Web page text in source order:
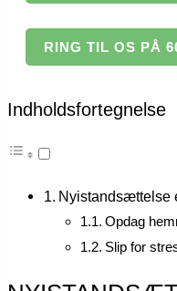
RING TIL OS PÅ
Indholdsfortegnelse
Nyistandsættelse
Opdag
Slip for